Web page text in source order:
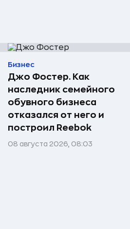
Бизнес
Джо Фостер. Как
наследник семейного
обувного бизнеса
отказался от него и
построил Reebok
08 августа 2026, 08:03